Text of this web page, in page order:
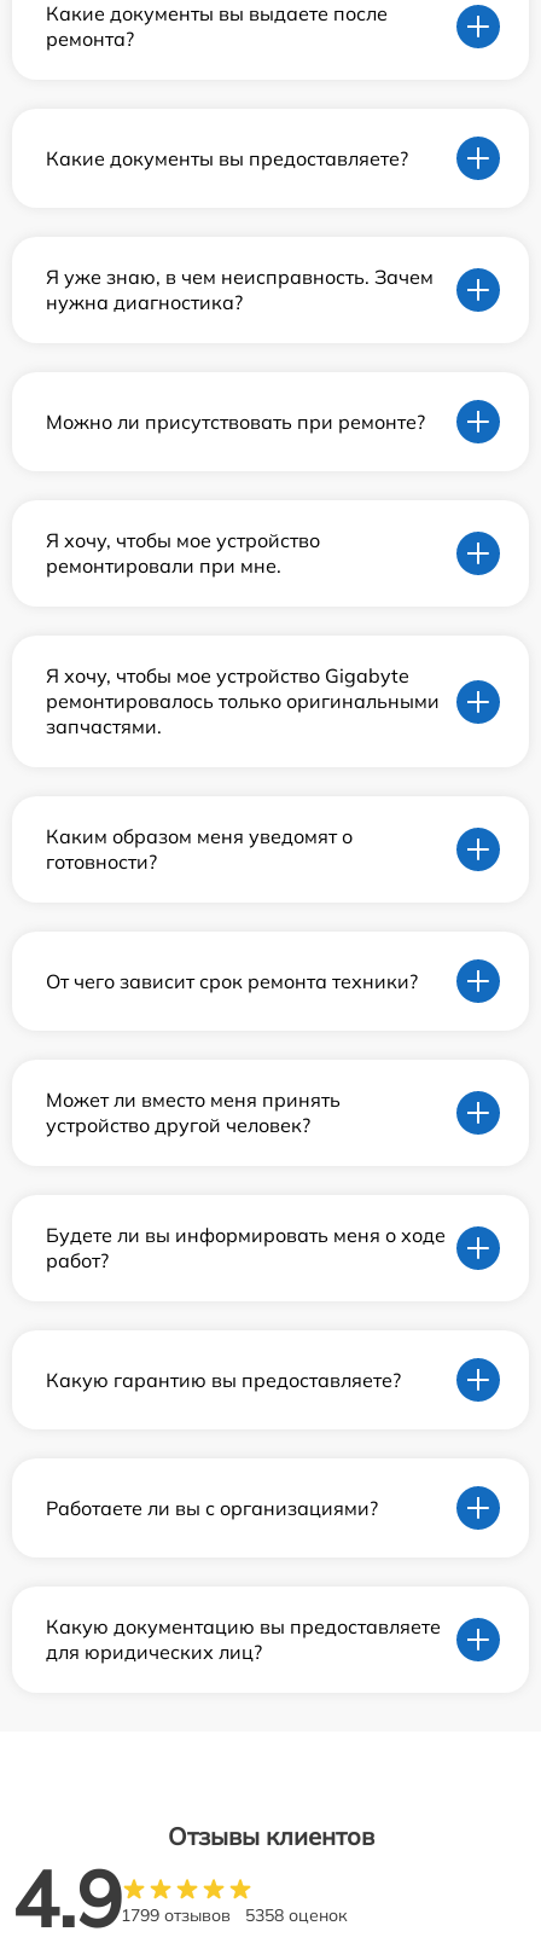
Какие документы вы выдаете после
ремонта?
Какие документы вы предоставляете?
Я уже знаю, в чем неисправность. Зачем
нужна диагностика?
Можно ли присутствовать при ремонте?
Я хочу, чтобы мое устройство
ремонтировали при мне.
Я хочу, чтобы мое устройство Gigabyte
ремонтировалось только оригинальными
запчастями.
Каким образом меня уведомят о
готовности?
От чего зависит срок ремонта техники?
Может ли вместо меня принять
устройство другой человек?
Будете ли вы информировать меня о ходе
работ?
Какую гарантию вы предоставляете?
Работаете ли вы с организациями?
Какую документацию вы предоставляете
для юридических лиц?
Отзывы клиентов
4.91799 отзывов 5358 оценок